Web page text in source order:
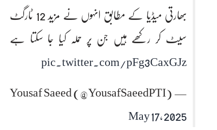
بھارتی میڈیا کے مطابق انہوں نے مزید 12 ٹارگٹ
سیٹ کر رکھے ہیں جن پر حملہ کیا جا سکتا ہے
pic.twitter.com/pFg3CaxGJz
— Yousaf Saeed (@YousafSaeedPTI)
May 17, 2025